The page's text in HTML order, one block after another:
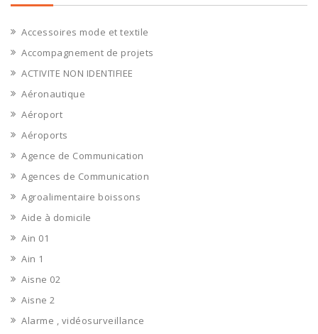
Accessoires mode et textile
Accompagnement de projets
ACTIVITE NON IDENTIFIEE
Aéronautique
Aéroport
Aéroports
Agence de Communication
Agences de Communication
Agroalimentaire boissons
Aide à domicile
Ain 01
Ain 1
Aisne 02
Aisne 2
Alarme , vidéosurveillance